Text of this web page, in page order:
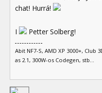
chat! Hurrá!
I Petter Solberg!
Abit NF7-S, AMD XP 3000+, Club
as 2.1, 300W-os Codegen, stb...